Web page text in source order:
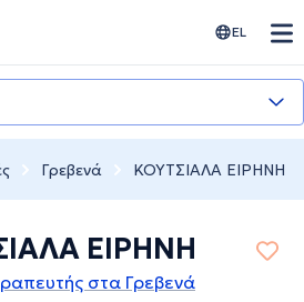
EL
Γρεβενά ΚΟΥΤΣΙΑΛΑ ΕΙΡΗΝΗ
ΕΙΡΗΝΗ
στα Γρεβενά